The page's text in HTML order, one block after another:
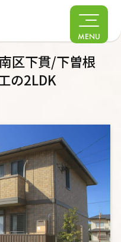
MENU
区下貫/下曽根
の2LDK